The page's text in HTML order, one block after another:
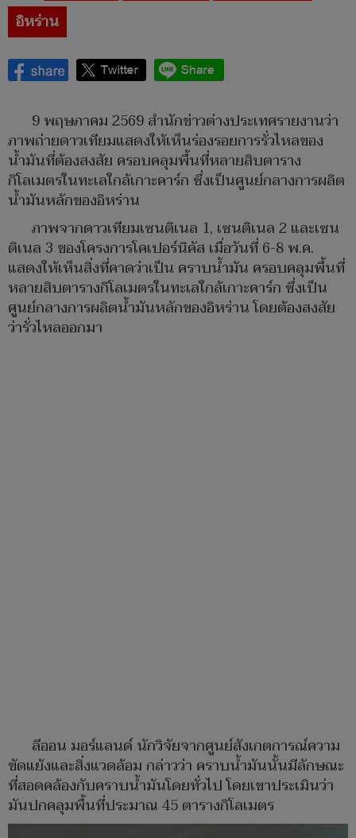
อิหร่าน
9 พฤษภาคม 2569 สำนักข่าวต่างประเทศรายงานว่า
ภาพถ่ายดาวเทียมแสดงให้เห็นร่องรอยการรั่วไหลของ
น้ำมันที่ต้องสงสัย ครอบคลุมพื้นที่หลายสิบตาราง
กิโลเมตรในทะเลใกล้เกาะคาร์ก ซึ่งเป็นศูนย์กลางการผลิต
น้ำมันหลักของอิหร่าน
ภาพจากดาวเทียมเซนติเนล 1, เซนติเนล 2 และเซน
ติเนล 3 ของโครงการโคเปอร์นิคัส เมื่อวันที่ 6-8 พ.ค.
แสดงให้เห็นสิ่งที่คาดว่าเป็น คราบน้ำมัน ครอบคลุมพื้นที่
หลายสิบตารางกิโลเมตรในทะเลใกล้เกาะคาร์ก ซึ่งเป็น
ศูนย์กลางการผลิตน้ำมันหลักของอิหร่าน โดยต้องสงสัย
ว่ารั่วไหลออกมา
ลีออน มอร์แลนด์ นักวิจัยจากศูนย์สังเกตการณ์ความ
ขัดแย้งและสิ่งแวดล้อม กล่าวว่า คราบน้ำมันนั้นมีลักษณะ
ที่สอดคล้องกับคราบน้ำมันโดยทั่วไป โดยเขาประเมินว่า
มันปกคลุมพื้นที่ประมาณ 45 ตารางกิโลเมตร